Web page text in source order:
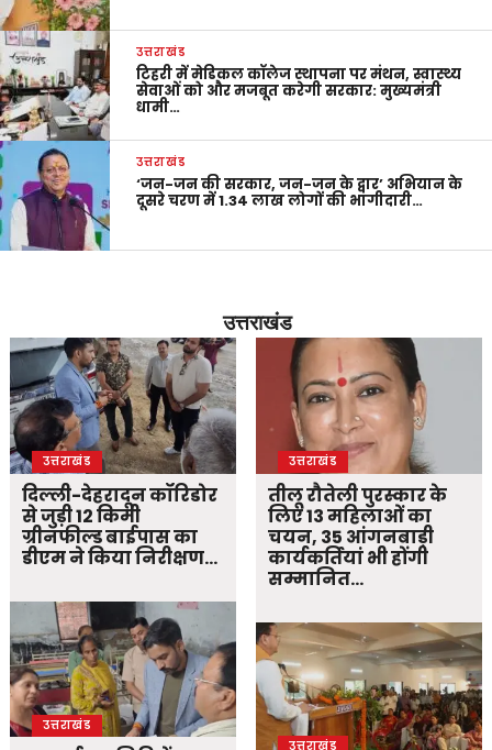
उत्तराखंड
टिहरी में मेडिकल कॉलेज स्थापना पर मंथन, स्वास्थ्य
सेवाओं को और मजबूत करेगी सरकार: मुख्यमंत्री
धामी…
उत्तराखंड
‘जन-जन की सरकार, जन-जन के द्वार’ अभियान के
दूसरे चरण में 1.34 लाख लोगों की भागीदारी…
उत्तराखंड
उत्तराखंड
दिल्ली-देहरादून कॉरिडोर
से जुड़ी 12 किमी
ग्रीनफील्ड बाईपास का
डीएम ने किया निरीक्षण…
उत्तराखंड
उत्तराखंड
तीलू रौतेली पुरस्कार के
लिए 13 महिलाओं का
चयन, 35 आंगनबाड़ी
कार्यकर्तियां भी होंगी
सम्मानित…
उत्तराखंड